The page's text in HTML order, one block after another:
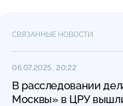
СВЯЗАННЫЕ НОВОСТИ
06.07.2025, 20:22
В расследовании
Москвы» в ЦРУ